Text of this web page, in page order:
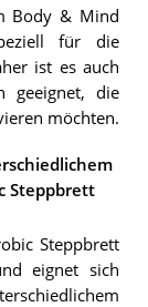
Body & Mind
für die
ist es auch
geeignet, die
möchten.
Steppbrett
Steppbrett
eignet sich